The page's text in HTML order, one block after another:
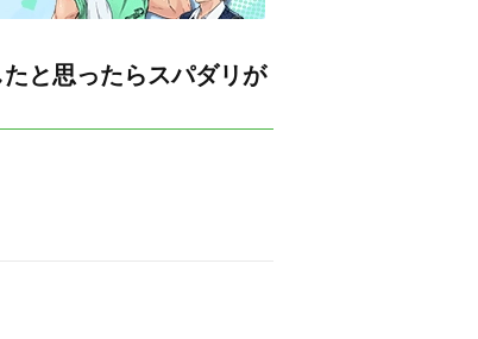
と思ったらスパダリが